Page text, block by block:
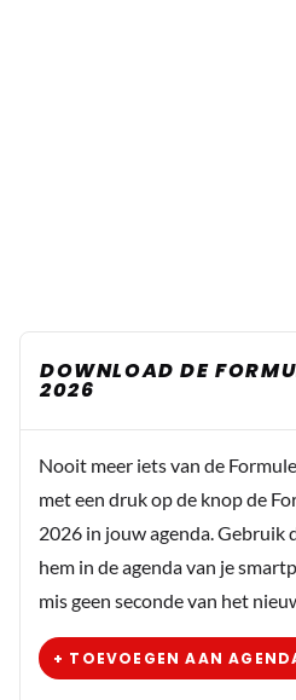
DOWNLOAD DE
2026
Nooit meer iets van de
met een druk op de knop de
2026 in jouw agenda.
hem in de agenda van je
mis geen seconde van het
+ TOEVOEGEN AAN